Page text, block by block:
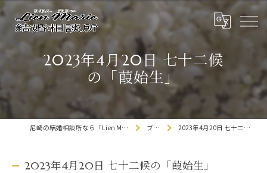
2023年4月20日 七十二候
の「葭始生」
尼崎の結婚相談所なら「Lien Marie結婚相談所」 ブログ 2023年4月20日 七十二候の「葭始生」
2023年4月20日 七十二候の「葭始生」